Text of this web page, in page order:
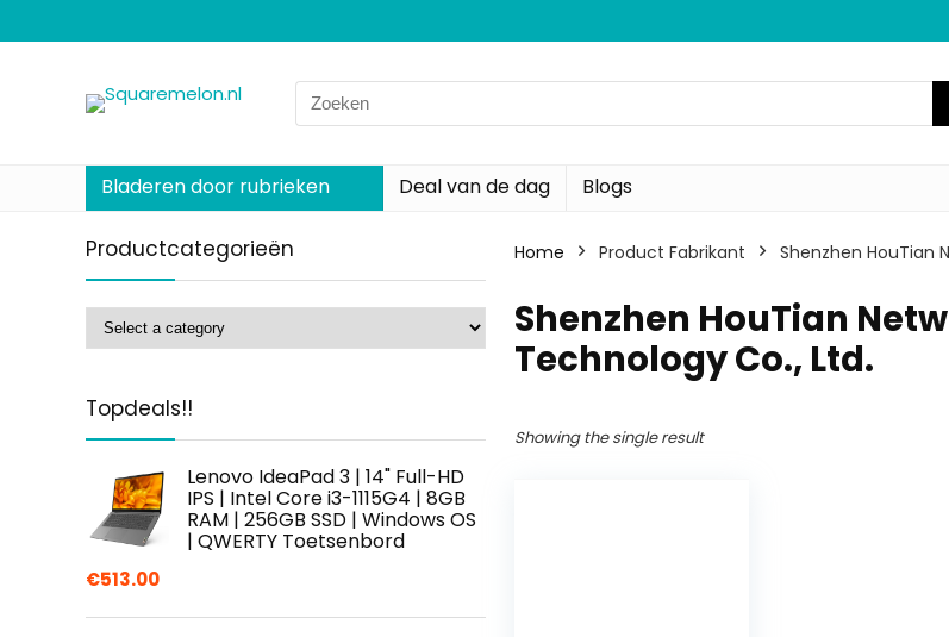
Search
for:
Bladeren door rubrieken Deal van de dag Blogs
Productcategorieën
Topdeals!!
Lenovo IdeaPad 3 | 14" Full-HD
IPS | Intel Core i3-1115G4 | 8GB
RAM | 256GB SSD | Windows OS
| QWERTY Toetsenbord
€513.00
Home Product Fabrikant ‎Shenzhen HouTian
‎Shenzhen HouTian
Technology Co., Ltd.
Showing the single result